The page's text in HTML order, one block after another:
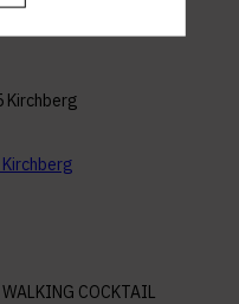
Kirchberg
COCKTAIL